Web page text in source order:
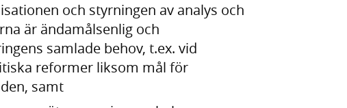
och styrningen av analys och
är ändamålsenlig och
samlade behov, t.ex. vid
reformer liksom mål för
samt